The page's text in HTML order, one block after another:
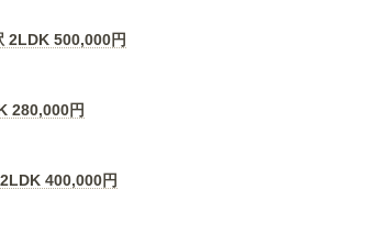
2LDK 500,000円
280,000円
400,000円